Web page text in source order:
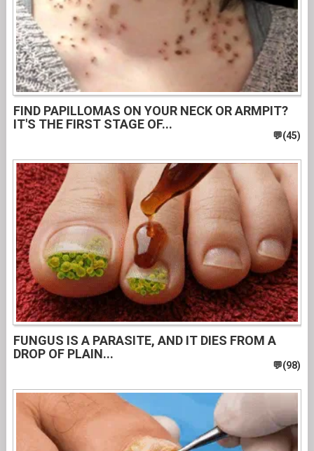
FIND PAPILLOMAS ON YOUR NECK OR ARMPIT?
IT'S THE FIRST STAGE OF...
FUNGUS IS A PARASITE, AND IT DIES FROM A
DROP OF PLAIN...